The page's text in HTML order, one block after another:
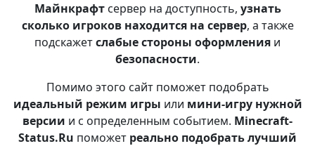
Майнкрафтсервер на доступность, узнать
сколько игроков находится на сервер, а также
подскажетслабые стороны оформления и
безопасности.
Помимо этого сайт поможет подобрать
идеальный режим игры или мини-игру нужной
версии и с определенным событием. Minecraft-
Status.Ru поможет реально подобрать лучший